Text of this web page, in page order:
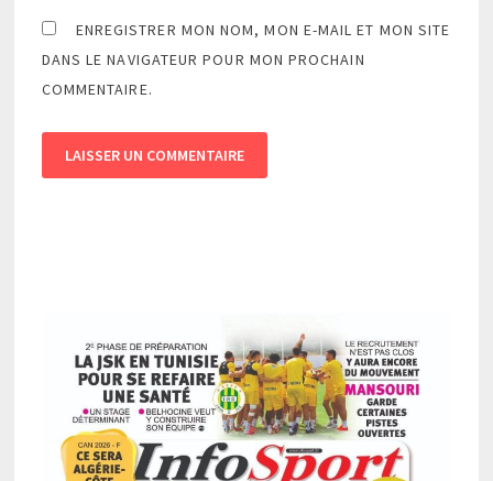
ENREGISTRER MON NOM, MON E-MAIL ET MON SITE
DANS LE NAVIGATEUR POUR MON PROCHAIN
COMMENTAIRE.